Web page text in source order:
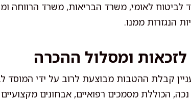
לביטוח לאומי, משרד הבריאות, משרד הרווחה
הנגזרות ממנו.
לזכאות ומסלול ההכרה
קבלת ההטבות מבוצעת לרוב על ידי המוסד
הכוללת מסמכים רפואיים, אבחונים